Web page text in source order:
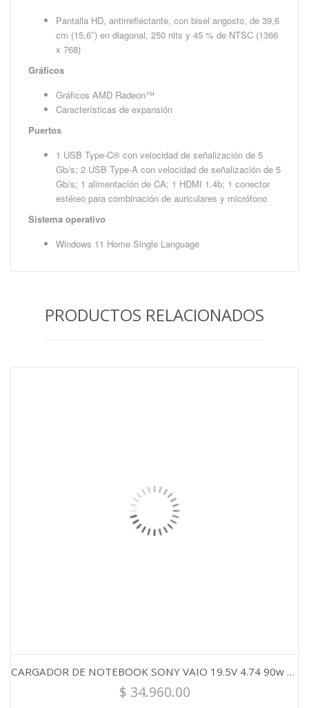
Pantalla HD, antirreflectante, con bisel angosto, de 39,6
cm (15,6″) en diagonal, 250 nits y 45 % de NTSC (1366
x 768)
Gráficos
Gráficos AMD Radeon™
Características de expansión
Puertos
1 USB Type-C® con velocidad de señalización de 5
Gb/s; 2 USB Type-A con velocidad de señalización de 5
Gb/s; 1 alimentación de CA; 1 HDMI 1.4b; 1 conector
estéreo para combinación de auriculares y micrófono
Sistema operativo
Windows 11 Home Single Language
PRODUCTOS RELACIONADOS
CARGADOR DE NOTEBOOK SONY VAIO 19.5V 4.74 90w 6.5mm x4.4mm
$ 34.960.00